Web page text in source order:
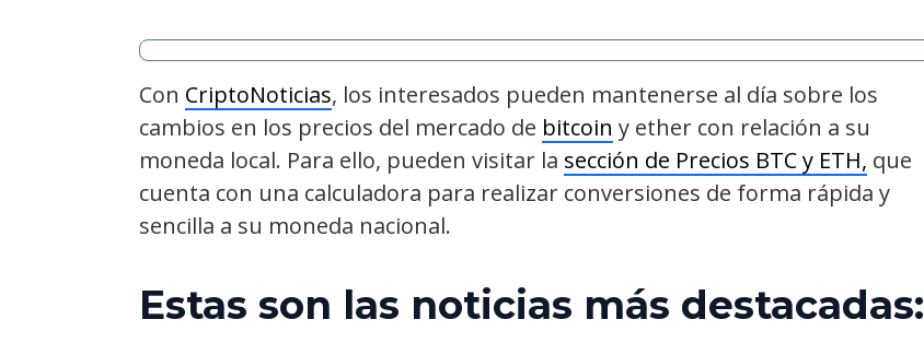
Con CriptoNoticias, los interesados pueden mantenerse al día sobre los
cambios en los precios del mercado de bitcoin y ether con relación a su
moneda local. Para ello, pueden visitar la sección de Precios BTC y ETH, que
cuenta con una calculadora para realizar conversiones de forma rápida y
sencilla a su moneda nacional.
Estas son las noticias más destacadas: